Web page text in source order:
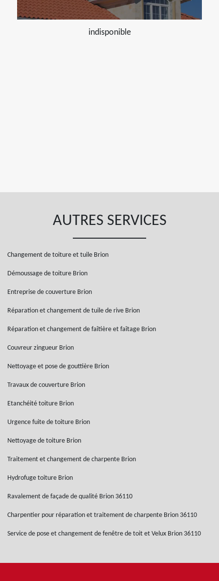
indisponible
AUTRES SERVICES
Changement de toiture et tuile Brion
Démoussage de toiture Brion
Entreprise de couverture Brion
Réparation et changement de tuile de rive Brion
Réparation et changement de faîtière et faîtage Brion
Couvreur zingueur Brion
Nettoyage et pose de gouttière Brion
Travaux de couverture Brion
Etanchéité toiture Brion
Urgence fuite de toiture Brion
Nettoyage de toiture Brion
Traitement et changement de charpente Brion
Hydrofuge toiture Brion
Ravalement de façade de qualité Brion 36110
Charpentier pour réparation et traitement de charpente Brion 36110
Service de pose et changement de fenêtre de toit et Velux Brion 36110